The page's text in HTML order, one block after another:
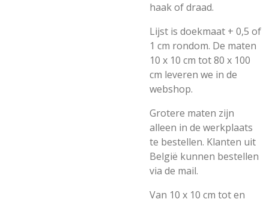
haak of draad.
Lijst is doekmaat + 0,5 of
1 cm rondom. De maten
10 x 10 cm tot 80 x 100
cm leveren we in de
webshop.
Grotere maten zijn
alleen in de werkplaats
te bestellen. Klanten uit
België kunnen bestellen
via de mail.
Van 10 x 10 cm tot en